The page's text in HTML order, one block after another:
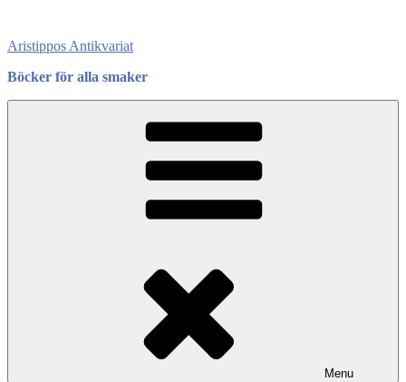
content
Aristippos Antikvariat
Böcker för alla smaker
Menu